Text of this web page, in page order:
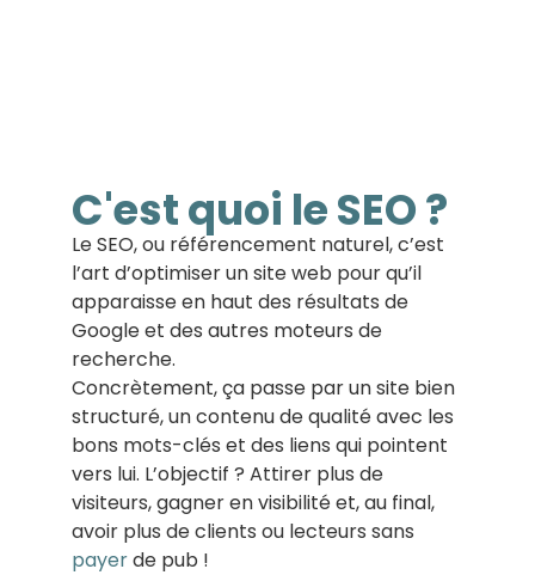
C'est quoi le SEO ?
Le SEO, ou référencement naturel, c’est
l’art d’optimiser un site web pour qu’il
apparaisse en haut des résultats de
Google et des autres moteurs de
recherche.
Concrètement, ça passe par un site bien
structuré, un contenu de qualité avec les
bons mots-clés et des liens qui pointent
vers lui. L’objectif ? Attirer plus de
visiteurs, gagner en visibilité et, au final,
avoir plus de clients ou lecteurs sans
payerde pub !